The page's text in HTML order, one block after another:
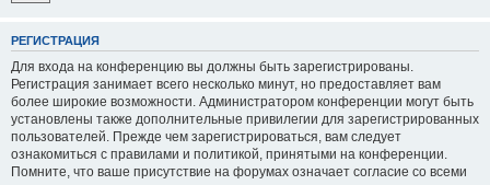
РЕГИСТРАЦИЯ
Для входа на конференцию вы должны быть зарегистрированы.
Регистрация занимает всего несколько минут, но предоставляет вам
более широкие возможности. Администратором конференции могут быть
установлены также дополнительные привилегии для зарегистрированных
пользователей. Прежде чем зарегистрироваться, вам следует
ознакомиться с правилами и политикой, принятыми на конференции.
Помните, что ваше присутствие на форумах означает согласие со всеми